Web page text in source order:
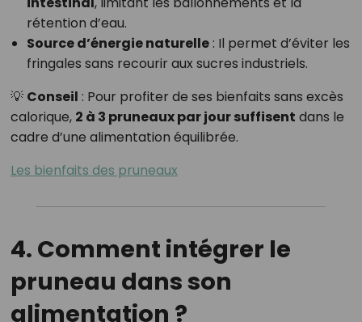
rétention d’eau.
Source d’énergie naturelle: Il permet d’éviter les
fringales sans recourir aux sucres industriels.
💡 Conseil : Pour profiter de ses bienfaits sans excès
calorique, 2 à 3 pruneaux par jour suffisent dans le
cadre d’une alimentation équilibrée.
Les bienfaits des pruneaux
4. Comment intégrer le
pruneau dans son
alimentation ?